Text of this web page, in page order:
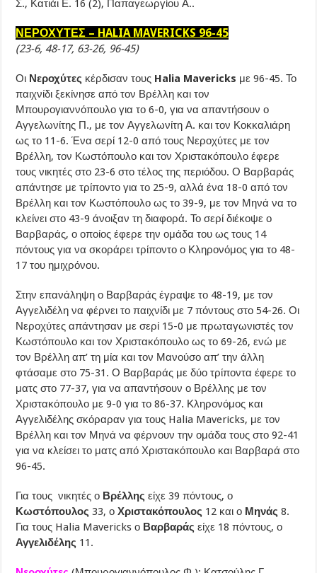
Σ., Κατιάι Ε. 16 (2), Παπαγεωργίου Α..
ΝΕΡΟΧΥΤΕΣ – HALIA MAVERICKS 96-45
(23-6, 48-17, 63-26, 96-45)
Οι Νεροχύτες κέρδισαν τους Halia Mavericks με 96-45. Το
παιχνίδι ξεκίνησε από τον Βρέλλη και τον
Μπουρογιαννόπουλο για το 6-0, για να απαντήσουν ο
Αγγελωνίτης Π., με τον Αγγελωνίτη Α. και τον Κοκκαλιάρη
ως το 11-6. Ένα σερί 12-0 από τους Νεροχύτες με τον
Βρέλλη, τον Κωστόπουλο και τον Χριστακόπουλο έφερε
τους νικητές στο 23-6 στο τέλος της περιόδου. Ο Βαρβαράς
απάντησε με τρίποντο για το 25-9, αλλά ένα 18-0 από τον
Βρέλλη και τον Κωστόπουλο ως το 39-9, με τον Μηνά να το
κλείνει στο 43-9 άνοιξαν τη διαφορά. Το σερί διέκοψε ο
Βαρβαράς, ο οποίος έφερε την ομάδα του ως τους 14
πόντους για να σκοράρει τρίποντο ο Κληρονόμος για το 48-
17 του ημιχρόνου.
Στην επανάληψη ο Βαρβαράς έγραψε το 48-19, με τον
Αγγελιδέλη να φέρνει το παιχνίδι με 7 πόντους στο 54-26. Οι
Νεροχύτες απάντησαν με σερί 15-0 με πρωταγωνιστές τον
Κωστόπουλο και τον Χριστακόπουλο ως το 69-26, ενώ με
τον Βρέλλη απ’ τη μία και τον Μανούσο απ’ την άλλη
φτάσαμε στο 75-31. Ο Βαρβαράς με δύο τρίποντα έφερε το
ματς στο 77-37, για να απαντήσουν ο Βρέλλης με τον
Χριστακόπουλο με 9-0 για το 86-37. Κληρονόμος και
Αγγελιδέλης σκόραραν για τους Halia Mavericks, με τον
Βρέλλη και τον Μηνά να φέρνουν την ομάδα τους στο 92-41
για να κλείσει το ματς από Χριστακόπουλο και Βαρβαρά στο
96-45.
Για τους νικητές ο Βρέλληςείχε 39 πόντους, ο
Κωστόπουλος33, οΧριστακόπουλος 12 και ο Μηνάς8.
Για τους Halia Mavericks ο Βαρβαράςείχε 18 πόντους, ο
Αγγελιδέλης 11.